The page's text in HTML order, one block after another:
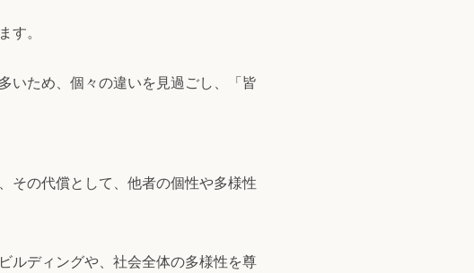
。
いため、個々の違いを見過ごし、「皆
その代償として、他者の個性や多様性
ルディングや、社会全体の多様性を尊